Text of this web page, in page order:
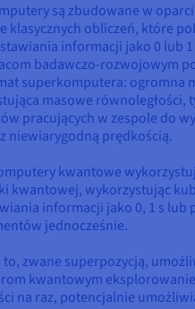
są zbudowane w
klasycznych obliczeń, które
informacji jako 0 lub
badawczo-rozwojowym
superkomputera: ogromna
masowe równoległości,
pracujących w zespole do
niewiarygodną prędkością.
kwantowe
kwantowej, wykorzystując
informacji jako 0, 1 s lub
jednocześnie.
zwane superpozycją,
kwantowym
na raz, potencjalnie